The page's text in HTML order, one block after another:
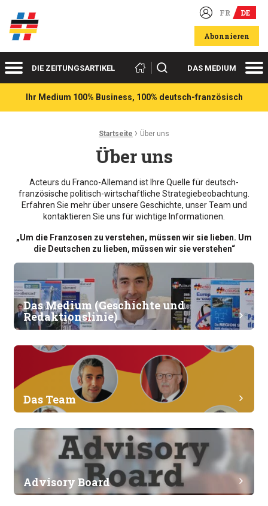
Deutsch-französische Wirtschaftsakteure FR DE
Abonnieren
MenüDIE ZEITUNGSARTIKEL Suchen DAS MEDIUM
Ihr Medium 100% Business, 100% deutsch-französisch
Startseite › Über uns
Über uns
Acteurs du Franco-Allemand ist Ihre Quelle für deutsch-
französische politisch-wirtschaftliche Strategiebeobachtung.
Erfahren Sie mehr über unsere Geschichte, unser Team und
kontaktieren Sie uns für wichtige Informationen.
„Um die Franzosen zu verstehen, müssen wir sie lieben. Um
die Deutschen zu lieben, müssen wir sie verstehen“
Das Medium (Geschichte und
Redaktionslinie)
2017 Acteurs du franco-allemand wurde 2017 von Sylvain
Das Team
Das Team von Acteurs du franco-allemand steht für
Advisory Board